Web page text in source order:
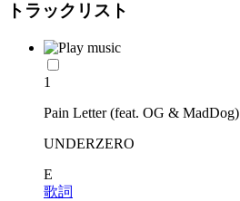
トラックリスト
1
Pain Letter (feat. OG & MadDog)
UNDERZERO
E
歌詞